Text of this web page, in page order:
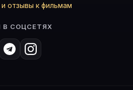
отзывы к фильмам
В СОЦСЕТЯХ